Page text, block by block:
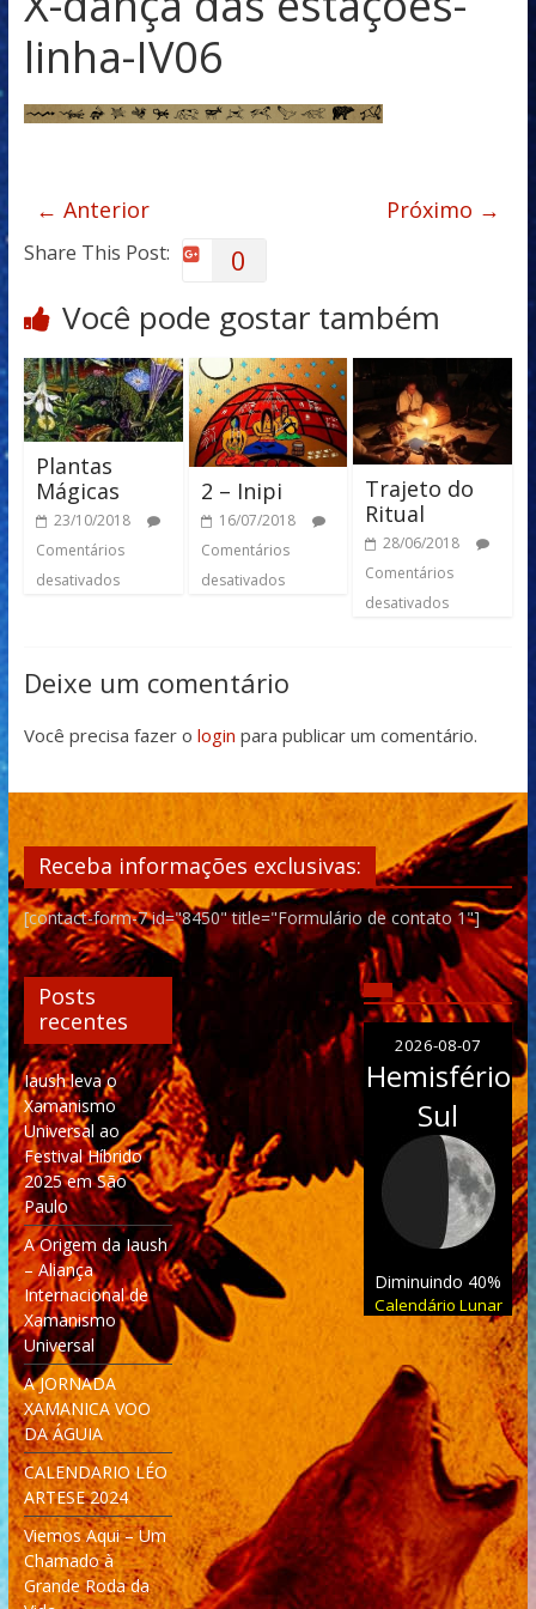
linha-IV06
← Anterior Próximo →
Share This Post: 0
Você pode gostar também
Plantas
Mágicas
23/10/2018
Comentários
desativados
2 – Inipi
16/07/2018
Comentários
desativados
Trajeto do
Ritual
28/06/2018
Comentários
desativados
Deixe um comentário
Você precisa fazer o login para publicar um comentário.
Receba informações exclusivas:
[contact-form-7 id="8450" title="Formulário de contato 1"]
Posts
recentes
Iaush leva o
Xamanismo
Universal ao
Festival Híbrido
2025 em São
Paulo
A Origem da Iaush
– Aliança
Internacional de
Xamanismo
Universal
A JORNADA
XAMANICA VOO
DA ÁGUIA
CALENDARIO LÉO
ARTESE 2024
Viemos Aqui – Um
Chamado à
Grande Roda da
2026-08-07
Hemisfério
Sul
Diminuindo 40%
Calendário Lunar